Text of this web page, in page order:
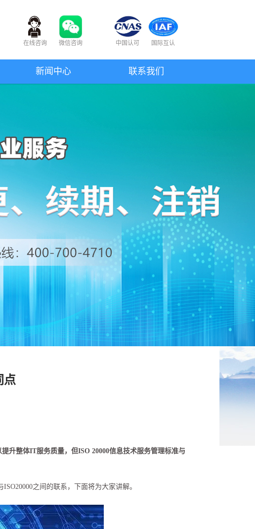
在线咨询 微信咨询 中国认可 国际互认
新闻中心 联系我们
点
升整体IT服务质量，但ISO 20000信息技术服务管理标准与
之间的联系，下面将为大家讲解。